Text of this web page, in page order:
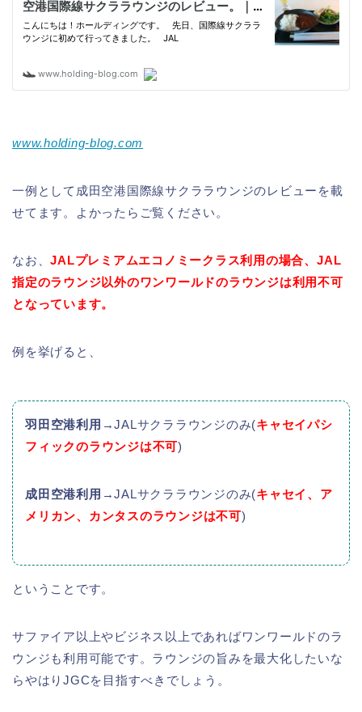
www.holding-blog.com
一例として成田空港国際線サクララウンジのレビューを載
せてます。よかったらご覧ください。
なお、JALプレミアムエコノミークラス利用の場合、JAL
指定のラウンジ以外のワンワールドのラウンジは利用不可
となっています。
例を挙げると、
羽田空港利用 →JALサクララウンジのみ(キャセイパシ
フィックのラウンジは不可)
成田空港利用 →JALサクララウンジのみ(キャセイ、ア
メリカン、カンタスのラウンジは不可)
ということです。
サファイア以上やビジネス以上であればワンワールドのラ
ウンジも利用可能です。ラウンジの旨みを最大化したいな
らやはりJGCを目指すべきでしょう。